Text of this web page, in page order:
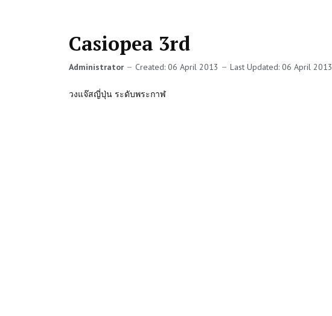
Casiopea 3rd
Administrator Created: 06 April 2013 Last Updated: 06 April 2013
วงแจ๊สญี่ปุ่น ระดับพระกาฬ